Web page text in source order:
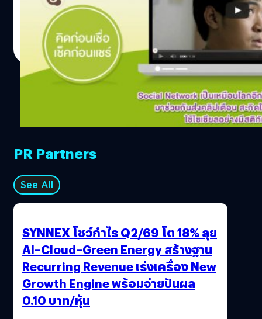
depression and suicide among kids at school. If you…
เรื่องอุบัติเหตุนั้น เราก็สามารถรับรู้ข้อมูลข่าวสารได้อย่าง
รวดเร็ว แต่มีด้านดีก็ต้องมีด้านร้าย โดยเฉพาะในเรื่องข่าวลือ
ต่าง ๆ ที่เกิดขึ้นอย่างรวดเร็วและดูน่าเชื่อถือ เช่นการรักษาโรค
ต่าง ๆ ด้วยวิธีแปลก ๆ เป็นต้น
Totsapon Kritsadangphorn| 4137 days ago
Read More
PR Partners
See All
SYNNEX โชว์กำไร Q2/69 โต 18% ลุย
AI–Cloud–Green Energy สร้างฐาน
Recurring Revenue เร่งเครื่อง New
Growth Engine พร้อมจ่ายปันผล
0.10 บาท/หุ้น